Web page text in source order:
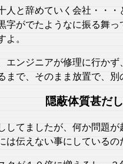
人と辞めていく会社・・・
字がでたようなに振る舞っ
よ。
エンジニアが修理に行か
まで、そのまま放置で、別
隠蔽体質甚だ
してましたが、何か問題が
は伝えない事にしているの